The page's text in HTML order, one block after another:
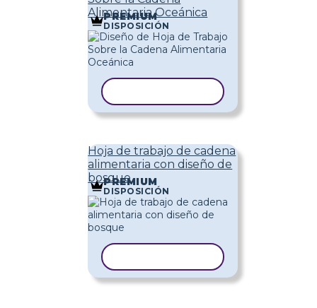
Alimentaria Oceánica
PREMIUM
DISPOSICIÓN
Hoja de trabajo de cadena
alimentaria con diseño de
bosque
PREMIUM
DISPOSICIÓN